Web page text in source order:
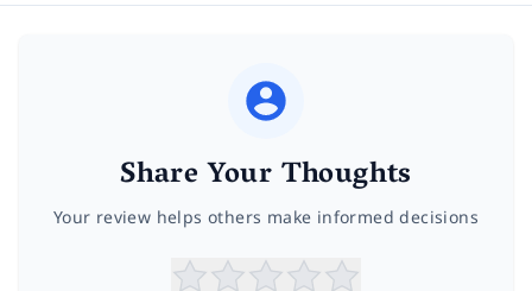
Share Your Thoughts
Your review helps others make informed decisions